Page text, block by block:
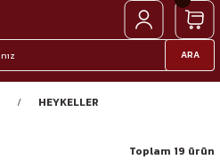
ARA
HEYKELLER
Toplam 19 ürün